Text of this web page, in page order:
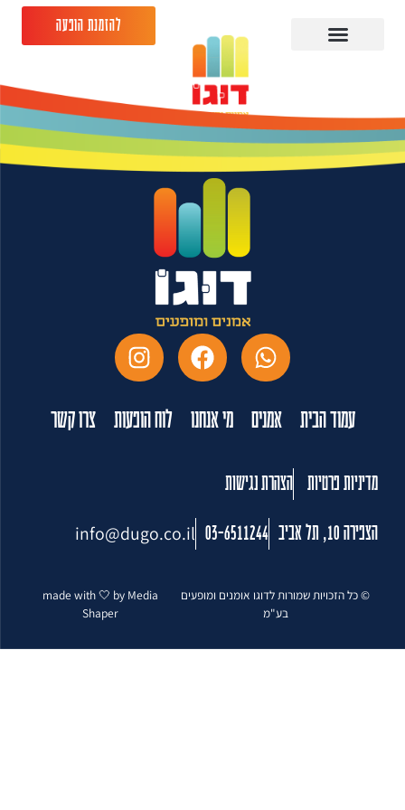
להזמנת הופעה
נגה ד'אנג'לי-
07.07.26-צוותא ת"א
עמוד הבית אמנים מי אנחנו לוח הופעות צרו קשר
מדיניות פרטיות הצהרת נגישות
הצפירה 10, תל אביב 03-6511244
info@dugo.co.il
© כל הזכויות שמורות לדוגו אומנים ומופעים
בע"מ
made with 🤍 by Media
Shaper